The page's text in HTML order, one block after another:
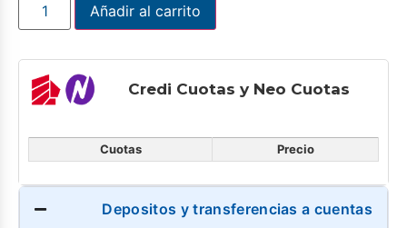
Añadir al carrito
Credi Cuotas y Neo Cuotas
Cuotas Precio
Depositos y transferencias a cuentas